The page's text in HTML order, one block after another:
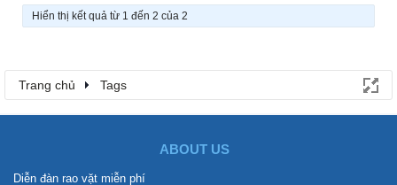
Hiển thị kết quả từ 1 đến 2 của 2
Trang chủ Tags
ABOUT US
Diễn đàn rao vặt miễn phí